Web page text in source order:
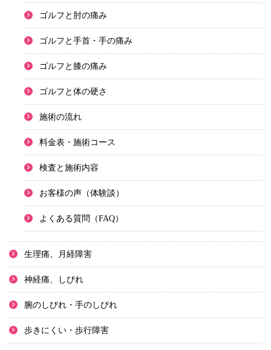
ゴルフと肘の痛み
ゴルフと手首・手の痛み
ゴルフと膝の痛み
ゴルフと体の硬さ
施術の流れ
料金表・施術コース
検査と施術内容
お客様の声（体験談）
よくある質問（FAQ）
生理痛、月経障害
神経痛、しびれ
腕のしびれ・手のしびれ
歩きにくい・歩行障害